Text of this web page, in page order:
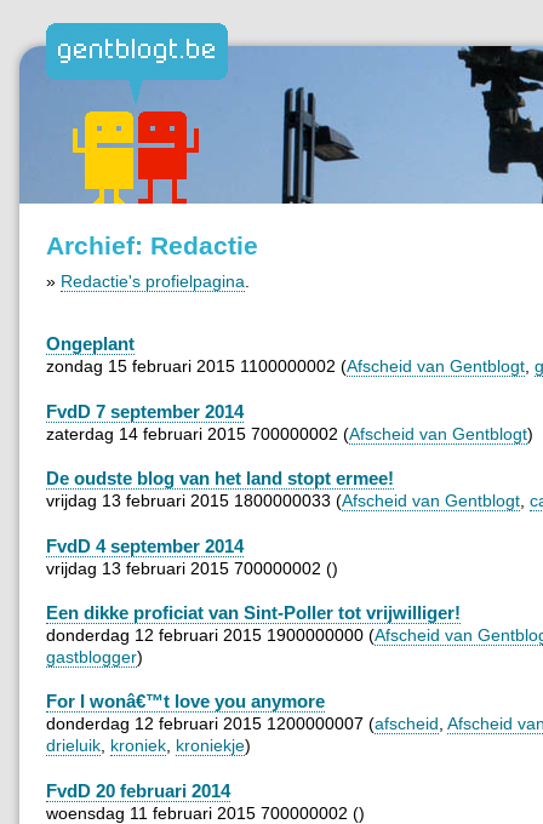
Archief: Redactie
» Redactie's profielpagina
Ongeplant
zondag 15 februari 2015 1100000002 (Afscheid van Gentblogt
FvdD 7 september 2014
zaterdag 14 februari 2015 700000002 (Afscheid van Gentblogt)
De oudste blog van het land stopt ermee!
vrijdag 13 februari 2015 1800000033 (Afscheid van Gentblogt
FvdD 4 september 2014
vrijdag 13 februari 2015 700000002 ()
Een dikke proficiat van Sint-Poller tot vrijwilliger!
donderdag 12 februari 2015 1900000000 (Afscheid van
gastblogger)
For I wonâ€™t love you anymore
donderdag 12 februari 2015 1200000007 (afscheid, Afscheid
drieluik, kroniek, kroniekje)
FvdD 20 februari 2014
woensdag 11 februari 2015 700000002 ()